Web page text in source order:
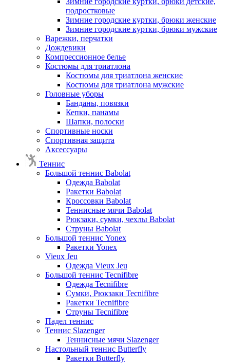
подростковые
Зимние городские куртки, брюки женские
Зимние городские куртки, брюки мужские
Варежки, перчатки
Дождевики
Компрессионное белье
Костюмы для триатлона
Костюмы для триатлона женские
Костюмы для триатлона мужские
Головные уборы
Банданы, повязки
Кепки, панамы
Шапки, полоски
Спортивные носки
Спортивная защита
Аксессуары
Теннис
Большой теннис Babolat
Одежда Babolat
Ракетки Babolat
Кроссовки Babolat
Теннисные мячи Babolat
Рюкзаки, сумки, чехлы Babolat
Струны Babolat
Большой теннис Yonex
Ракетки Yonex
Vieux Jeu
Одежда Vieux Jeu
Большой теннис Tecnifibre
Одежда Tecnifibre
Сумки, Рюкзаки Tecnifibre
Ракетки Tecnifibre
Струны Tecnifibre
Падел теннис
Теннис Slazenger
Теннисные мячи Slazenger
Настольный теннис Butterfly
Ракетки Butterfly